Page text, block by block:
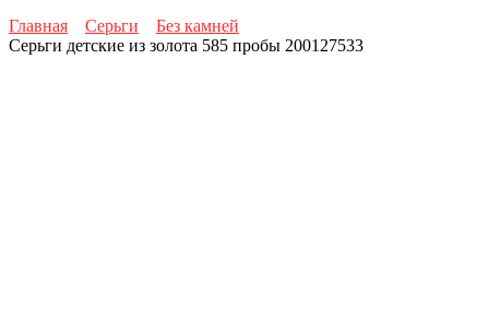
Главная
Серьги
Без камней
Серьги детские из золота 585 пробы 200127533